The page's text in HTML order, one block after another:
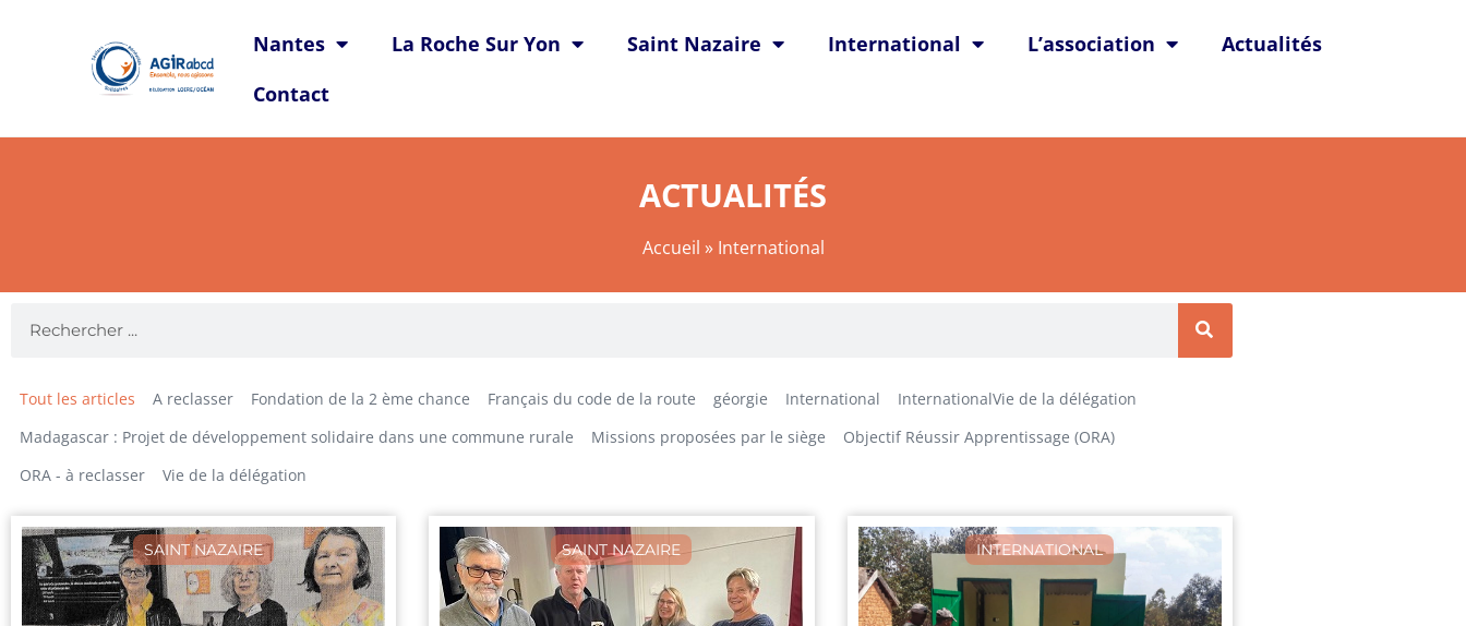
Nantes La Roche Sur Yon Saint Nazaire International L’association
Actualités
Contact
ACTUALITÉS
Accueil » International
A reclasser Fondation de la 2 ème chance Français du code de la route géorgie International
InternationalVie de la délégation
Madagascar : Projet de développement solidaire dans une commune rurale
Missions proposées par le siège
Objectif Réussir Apprentissage (ORA)
ORA - à reclasser
Vie de la délégation
Tout les articles
SAINT NAZAIRE SAINT NAZAIRE INTERNATIONAL